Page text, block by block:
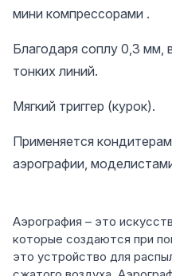
мини компрессорами .
Благодаря соплу 0,3 мм,
тонких линий.
Мягкий триггер (курок).
Применяется
аэрографии,
Аэрография – это
которые создаются при
это устройство для